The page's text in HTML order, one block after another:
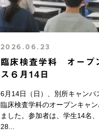
2026.06.23
臨床検査学科 オープ
ス６月14日
6月14日（日）、別所キャンパ
臨床検査学科のオープンキャ
ました。参加者は、学生14名
28...